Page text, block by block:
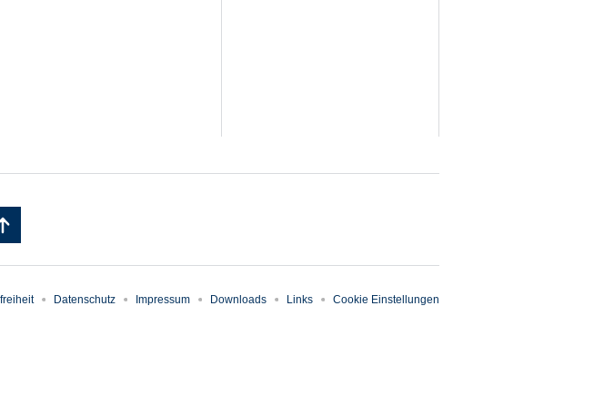
Datenschutz Impressum Downloads Links Cookie Einstellungen